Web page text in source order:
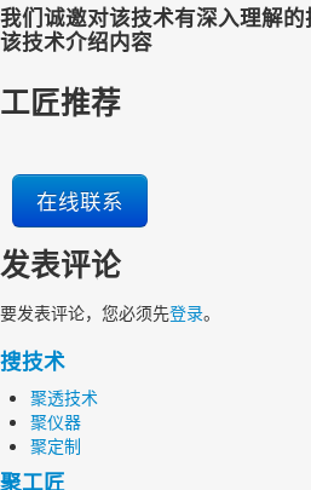
我们诚邀对该技术有深入理解
该技术介绍内容
工匠推荐
在线联系
发表评论
要发表评论，您必须先登录。
搜技术
聚透技术
聚仪器
聚定制
聚工匠